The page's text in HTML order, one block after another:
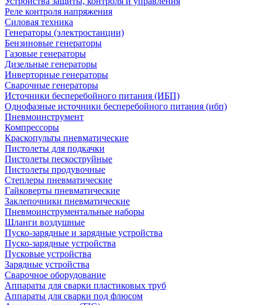
Реле контроля напряжения
Силовая техника
Генераторы (электростанции)
Бензиновые генераторы
Газовые генераторы
Дизельные генераторы
Инверторные генераторы
Сварочные генераторы
Источники бесперебойного питания (ИБП)
Однофазные источники бесперебойного питания (ибп)
Пневмоинструмент
Компрессоры
Краскопульты пневматические
Пистолеты для подкачки
Пистолеты пескоструйные
Пистолеты продувочные
Степлеры пневматические
Гайковерты пневматические
Заклепочники пневматические
Пневмоинструментальные наборы
Шланги воздушные
Пуско-зарядные и зарядные устройства
Пуско-зарядные устройства
Пусковые устройства
Зарядные устройства
Сварочное оборудование
Аппараты для сварки пластиковых труб
Аппараты для сварки под флюсом